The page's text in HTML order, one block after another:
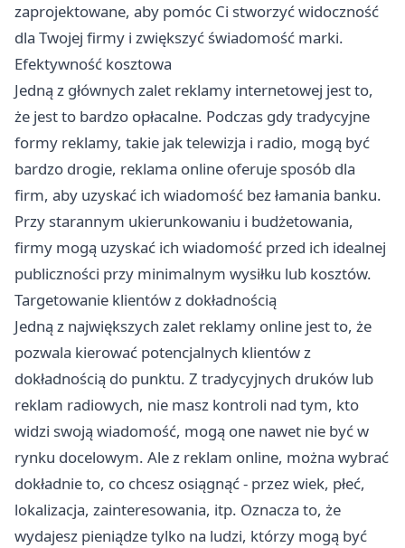
zaprojektowane, aby pomóc Ci stworzyć widoczność
dla Twojej firmy i zwiększyć świadomość marki.
Efektywność kosztowa
Jedną z głównych zalet reklamy internetowej jest to,
że jest to bardzo opłacalne. Podczas gdy tradycyjne
formy reklamy, takie jak telewizja i radio, mogą być
bardzo drogie, reklama online oferuje sposób dla
firm, aby uzyskać ich wiadomość bez łamania banku.
Przy starannym ukierunkowaniu i budżetowania,
firmy mogą uzyskać ich wiadomość przed ich idealnej
publiczności przy minimalnym wysiłku lub kosztów.
Targetowanie klientów z dokładnością
Jedną z największych zalet reklamy online jest to, że
pozwala kierować potencjalnych klientów z
dokładnością do punktu. Z tradycyjnych druków lub
reklam radiowych, nie masz kontroli nad tym, kto
widzi swoją wiadomość, mogą one nawet nie być w
rynku docelowym. Ale z reklam online, można wybrać
dokładnie to, co chcesz osiągnąć - przez wiek, płeć,
lokalizacja, zainteresowania, itp. Oznacza to, że
wydajesz pieniądze tylko na ludzi, którzy mogą być